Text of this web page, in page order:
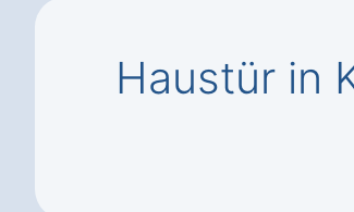
Haustür in